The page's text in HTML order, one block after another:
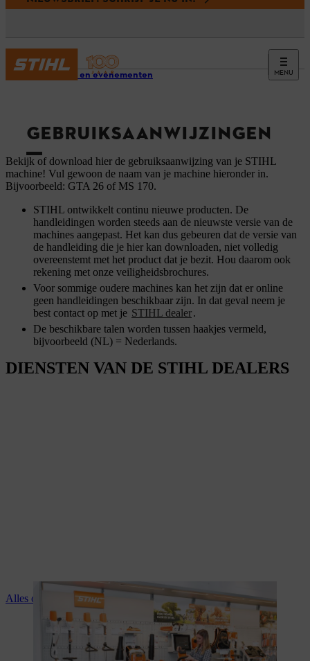
MENU
Service en evenementen
GEBRUIKSAANWIJZINGEN
Bekijk of download hier de gebruiksaanwijzing van je STIHL
machine! Vul gewoon de naam van je machine hieronder in.
Bijvoorbeeld: GTA 26 of MS 170.
STIHL ontwikkelt continu nieuwe producten. De
handleidingen worden steeds aan de nieuwste versie van de
machines aangepast. Het kan dus gebeuren dat de versie van
de handleiding die je hier kan downloaden, niet volledig
overeenstemt met het product dat je bezit. Hou daarom ook
rekening met onze veiligheidsbrochures.
Voor sommige oudere machines kan het zijn dat er online
geen handleidingen beschikbaar zijn. In dat geval neem je
best contact op met je STIHL dealer.
De beschikbare talen worden tussen haakjes vermeld,
bijvoorbeeld (NL) = Nederlands.
DIENSTEN VAN DE STIHL DEALERS
Alles over de diensten van je STIHL dealer